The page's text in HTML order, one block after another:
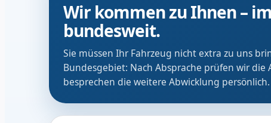
Wir kommen zu Ihnen –
bundesweit.
Sie müssen Ihr Fahrzeug nicht extra zu uns
Bundesgebiet: Nach Absprache prüfen wir
besprechen die weitere Abwicklung persönlich.